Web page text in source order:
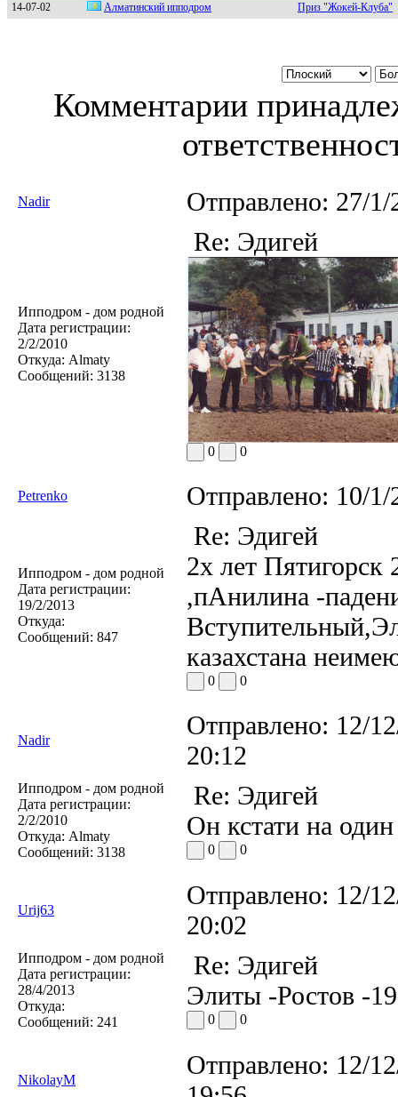
14-07-02 Алматинcкий иппoдрoм Приз "Жокей-Клуба"
Комментарии
Nadir Отправлено: 27/
Ипподром - дом родной
Дата регистрации:
2/2/2010
Откуда: Almaty
Сообщений: 3138
Re: Эдигей
0 0
Petrenko Отправлено: 10/
Ипподром - дом родной
Дата регистрации:
19/2/2013
Откуда:
Сообщений: 847
Re: Эдигей
2х лет
,пАнилина -
казахстана
0 0
Nadir
Отправлено: 12/
20:12
Ипподром - дом родной
Дата регистрации:
2/2/2010
Откуда: Almaty
Сообщений: 3138
Re: Эдигей
Он кстати на
0 0
Urij63
Отправлено: 12/
20:02
Ипподром - дом родной
Дата регистрации:
28/4/2013
Откуда:
Сообщений: 241
Re: Эдигей
Элиты -Ростов -
0 0
NikolayM
Отправлено: 12/